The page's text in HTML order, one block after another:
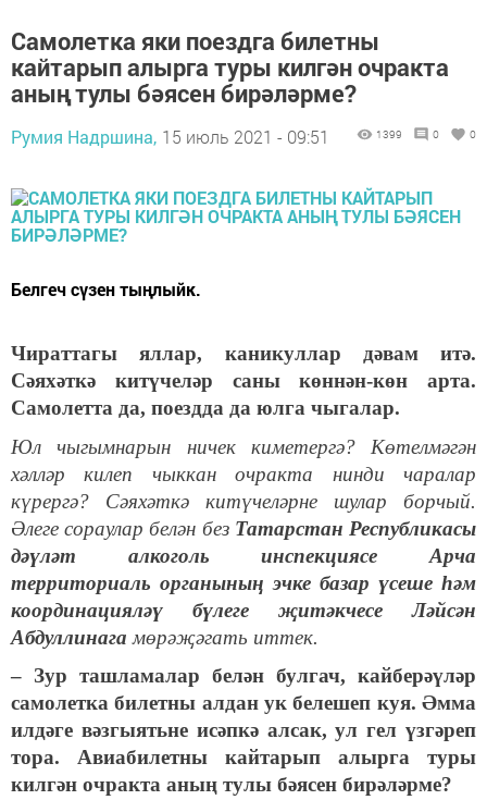
Самолетка яки поездга билетны
кайтарып алырга туры килгән очракта
аның тулы бәясен бирәләрме?
Румия Надршина, 15 июль 2021 - 09:51 1399 0 0
Белгеч сүзен тыңлыйк.
Чираттагы яллар, каникуллар дәвам итә.
Сәяхәткә китүчеләр саны көннән-көн арта.
Самолетта да, поездда да юлга чыгалар.
Юл чыгымнарын ничек киметергә? Көтелмәгән
хәлләр килеп чыккан очракта нинди чаралар
күрергә? Сәяхәткә китүчеләрне шулар борчый.
Әлеге сораулар белән без Татарстан Республикасы
дәүләт алкоголь инспекциясе Арча
территориаль органының эчке базар үсеше һәм
координацияләү бүлеге җитәкчесе Ләйсән
Абдуллинагамөрәҗәгать иттек.
– Зур ташламалар белән булгач, кайберәүләр
самолетка билетны алдан ук белешеп куя. Әмма
илдәге вәзгыятьне исәпкә алсак, ул гел үзгәреп
тора. Авиабилетны кайтарып алырга туры
килгән очракта аның тулы бәясен бирәләрме?